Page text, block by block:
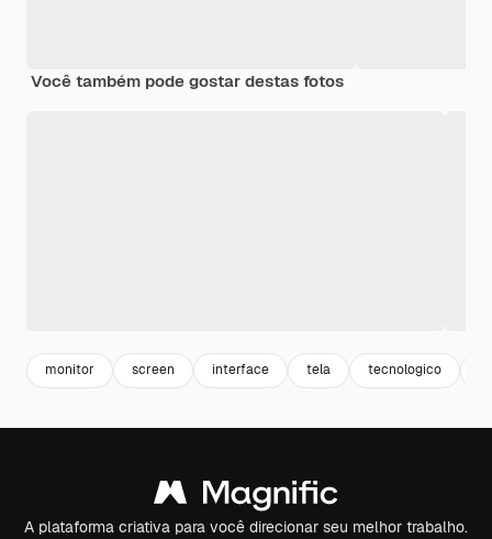
Você também pode gostar destas fotos
monitor screen interface tela tecnologico
A plataforma criativa para você direcionar seu melhor trabalho.